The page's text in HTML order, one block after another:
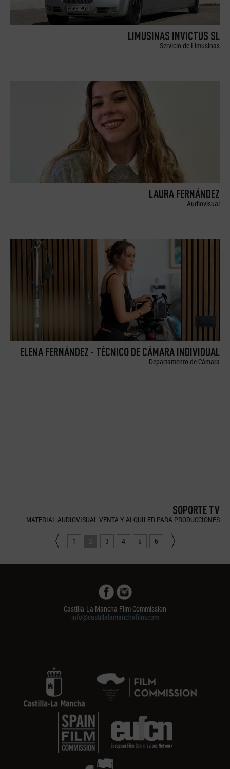
LIMUSINAS INVICTUS SL
Servicio de Limusinas
LAURA FERNÁNDEZ
Audiovisual
ELENA FERNÁNDEZ - TÉCNICO DE CÁMARA INDIVIDUAL
Departamento de Cámara
SOPORTE TV
MATERIAL AUDIOVISUAL VENTA Y ALQUILER PARA PRODUCCIONES
1 2 3 4 5 6
Castilla-La Mancha Film Commission
info@castillalamanchafilm.com